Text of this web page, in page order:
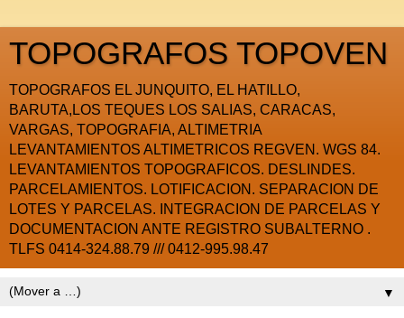
TOPOGRAFOS TOPOVEN
TOPOGRAFOS EL JUNQUITO, EL HATILLO,
BARUTA,LOS TEQUES LOS SALIAS, CARACAS,
VARGAS, TOPOGRAFIA, ALTIMETRIA
LEVANTAMIENTOS ALTIMETRICOS REGVEN. WGS 84.
LEVANTAMIENTOS TOPOGRAFICOS. DESLINDES.
PARCELAMIENTOS. LOTIFICACION. SEPARACION DE
LOTES Y PARCELAS. INTEGRACION DE PARCELAS Y
DOCUMENTACION ANTE REGISTRO SUBALTERNO .
TLFS 0414-324.88.79 /// 0412-995.98.47
▼